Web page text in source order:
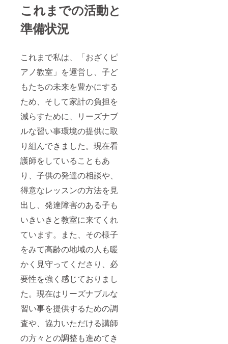
これまでの活動と
準備状況
これまで私は、「おざくピ
アノ教室」を運営し、子ど
もたちの未来を豊かにする
ため、そして家計の負担を
減らすために、リーズナブ
ルな習い事環境の提供に取
り組んできました。現在看
護師をしていることもあ
り、子供の発達の相談や、
得意なレッスンの方法を見
出し、発達障害のある子も
いきいきと教室に来てくれ
ています。また、その様子
をみて高齢の地域の人も暖
かく見守ってくださり、必
要性を強く感じておりまし
た。現在はリーズナブルな
習い事を提供するための調
査や、協力いただける講師
の方々との調整も進めてき